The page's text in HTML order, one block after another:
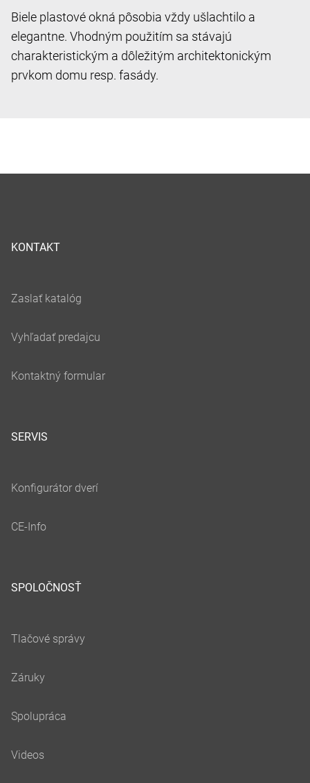
Biele plastové okná pôsobia vždy ušlachtilo a
elegantne. Vhodným použitím sa stávajú
charakteristickým a dôležitým architektonickým
prvkom domu resp. fasády.
KONTAKT
SERVIS
SPOLOČNOSŤ